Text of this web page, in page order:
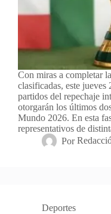
Con miras a completar
clasificadas, este jueves
partidos del repechaje
otorgarán los últimos
Mundo 2026. En esta
representativos de
Por
Deportes